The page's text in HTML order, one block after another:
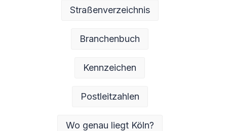
Straßenverzeichnis
Branchenbuch
Kennzeichen
Postleitzahlen
Wo genau liegt Köln?